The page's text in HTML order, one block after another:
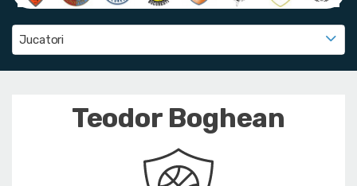
Jucatori
Teodor Boghean